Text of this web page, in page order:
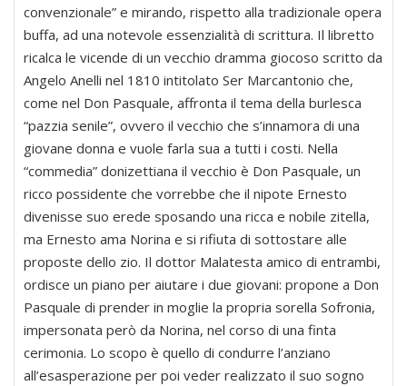
convenzionale” e mirando, rispetto alla tradizionale opera
buffa, ad una notevole essenzialità di scrittura. Il libretto
ricalca le vicende di un vecchio dramma giocoso scritto da
Angelo Anelli nel 1810 intitolato Ser Marcantonio che,
come nel Don Pasquale, affronta il tema della burlesca
“pazzia senile”, ovvero il vecchio che s’innamora di una
giovane donna e vuole farla sua a tutti i costi. Nella
“commedia” donizettiana il vecchio è Don Pasquale, un
ricco possidente che vorrebbe che il nipote Ernesto
divenisse suo erede sposando una ricca e nobile zitella,
ma Ernesto ama Norina e si rifiuta di sottostare alle
proposte dello zio. Il dottor Malatesta amico di entrambi,
ordisce un piano per aiutare i due giovani: propone a Don
Pasquale di prender in moglie la propria sorella Sofronia,
impersonata però da Norina, nel corso di una finta
cerimonia. Lo scopo è quello di condurre l’anziano
all’esasperazione per poi veder realizzato il suo sogno